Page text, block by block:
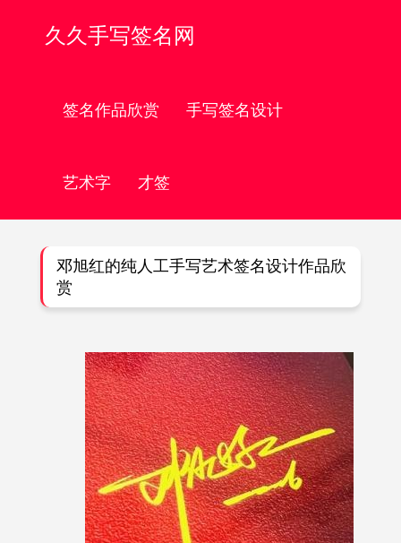
久久手写签名网
签名作品欣赏 手写签名设计
艺术字 才签
邓旭红的纯人工手写艺术签名设计作品欣
赏